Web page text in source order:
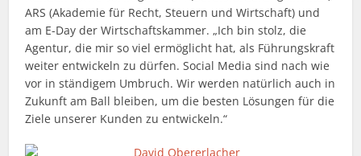
ARS (Akademie für Recht, Steuern und Wirtschaft) und
am E-Day der Wirtschaftskammer. „Ich bin stolz, die
Agentur, die mir so viel ermöglicht hat, als Führungskraft
weiter entwickeln zu dürfen. Social Media sind nach wie
vor in ständigem Umbruch. Wir werden natürlich auch in
Zukunft am Ball bleiben, um die besten Lösungen für die
Ziele unserer Kunden zu entwickeln.“